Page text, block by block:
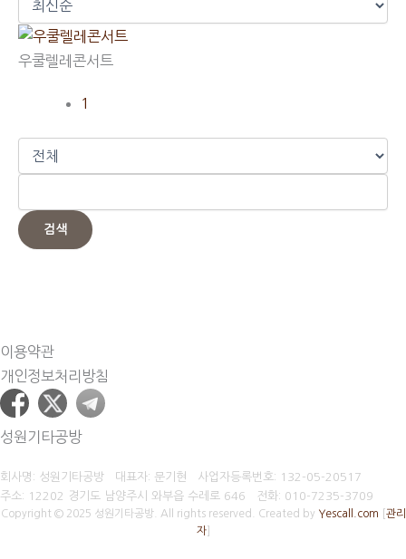
우쿨렐레콘서트
1
검색
이용약관
개인정보처리방침
성원기타공방
회사명: 성원기타공방 대표자: 문기현 사업자등록번호: 132-05-20517
주소: 12202 경기도 남양주시 와부읍 수레로 646
전화: 010-7235-3709
Copyright © 2025 성원기타공방. All rights reserved. Created by Yescall.com
관리
자]